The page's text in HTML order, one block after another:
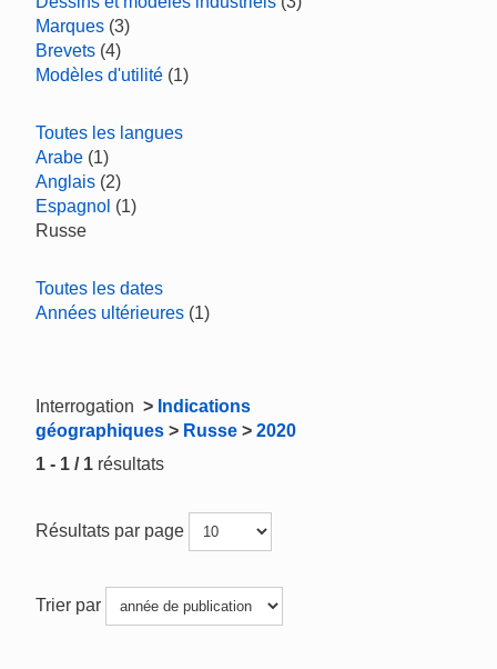
Marques (3)
Brevets (4)
Modèles d'utilité (1)
Toutes les langues
Arabe (1)
Anglais (2)
Espagnol (1)
Russe
Toutes les dates
Années ultérieures (1)
Interrogation > Indications
géographiques > Russe > 2020
1 - 1 / 1 résultats
Résultats par page
Trier par